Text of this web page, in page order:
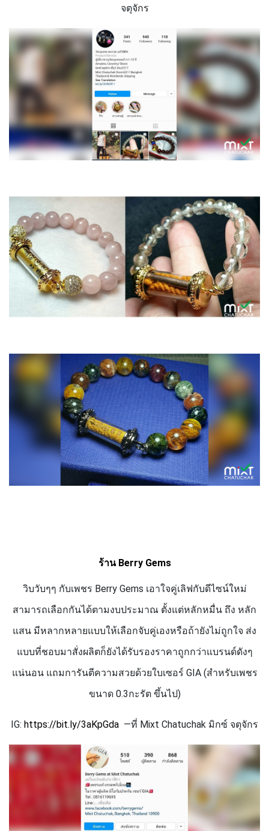
จตุจักร
ร้าน Berry Gems
วิบวับๆๆ กับเพชร Berry Gems เอาใจคู่เลิฟกับดีไซน์ใหม่
สามารถเลือกกันได้ตามงบประมาณ ตั้งแต่หลักหมื่น ถึง หลัก
แสน มีหลากหลายแบบให้เลือกจับคู่เองหรือถ้ายังไม่ถูกใจ ส่ง
แบบที่ชอบมาสั่งผลิตก็ยังได้รับรองราคาถูกกว่าแบรนด์ดังๆ
แน่นอน แถมการันตีความสวยด้วยใบเซอร์ GIA (สำหรับเพชร
ขนาด 0.3กะรัต ขึ้นไป)
IG: https://bit.ly/3aKpGda —ที่ Mixt Chatuchak มิกซ์ จตุจักร